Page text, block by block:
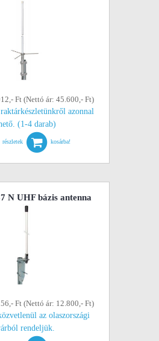
Ft (Nettó ár: 45.600,- Ft)
azonnal
(1-4 darab)
részletek kosárba!
N UHF bázis antenna
Ft (Nettó ár: 12.800,- Ft)
az olaszországi
rendeljük.